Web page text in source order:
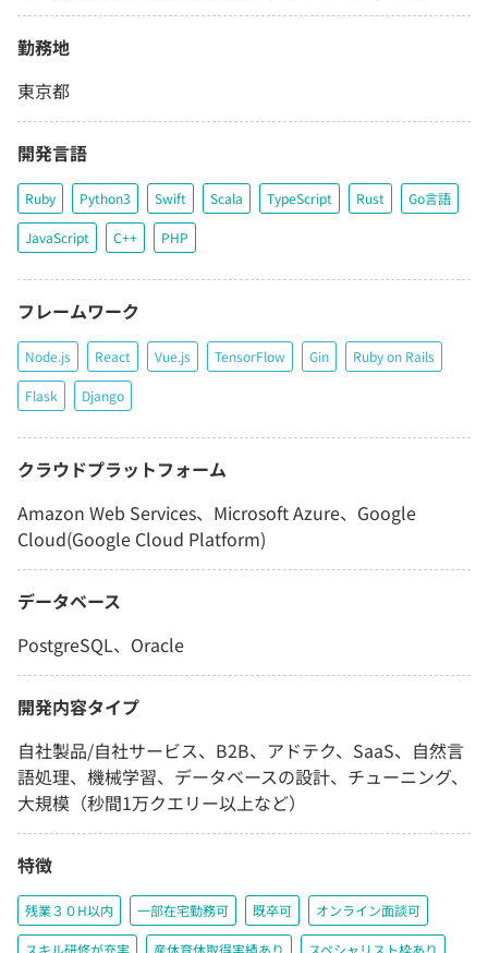
勤務地
東京都
開発言語
Ruby Python3 Swift Scala TypeScript Rust Go言語
JavaScript C++ PHP
フレームワーク
Node.js React Vue.js TensorFlow Gin Ruby on Rails
Flask Django
クラウドプラットフォーム
Amazon Web Services、Microsoft Azure、Google
Cloud(Google Cloud Platform)
データベース
PostgreSQL、Oracle
開発内容タイプ
自社製品/自社サービス、B2B、アドテク、SaaS、自然言
語処理、機械学習、データベースの設計、チューニング、
大規模（秒間1万クエリー以上など）
特徴
残業３０H以内 一部在宅勤務可 既卒可 オンライン面談可